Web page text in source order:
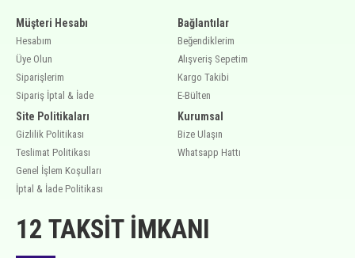
Müşteri Hesabı
Hesabım
Üye Olun
Siparişlerim
Sipariş İptal & İade
Site Politikaları
Gizlilik Politikası
Teslimat Politikası
Genel İşlem Koşulları
İptal & İade Politikası
Bağlantılar
Beğendiklerim
Alışveriş Sepetim
Kargo Takibi
E-Bülten
Kurumsal
Bize Ulaşın
Whatsapp Hattı
12 TAKSIT İMKANI